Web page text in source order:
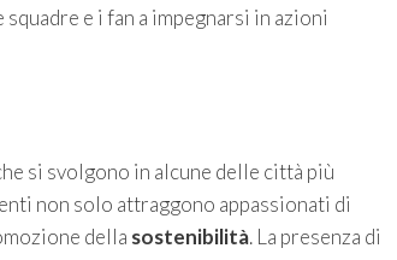
e i fan a impegnarsi in azioni
si svolgono in alcune delle città più
non solo attraggono appassionati di
della sostenibilità. La presenza di